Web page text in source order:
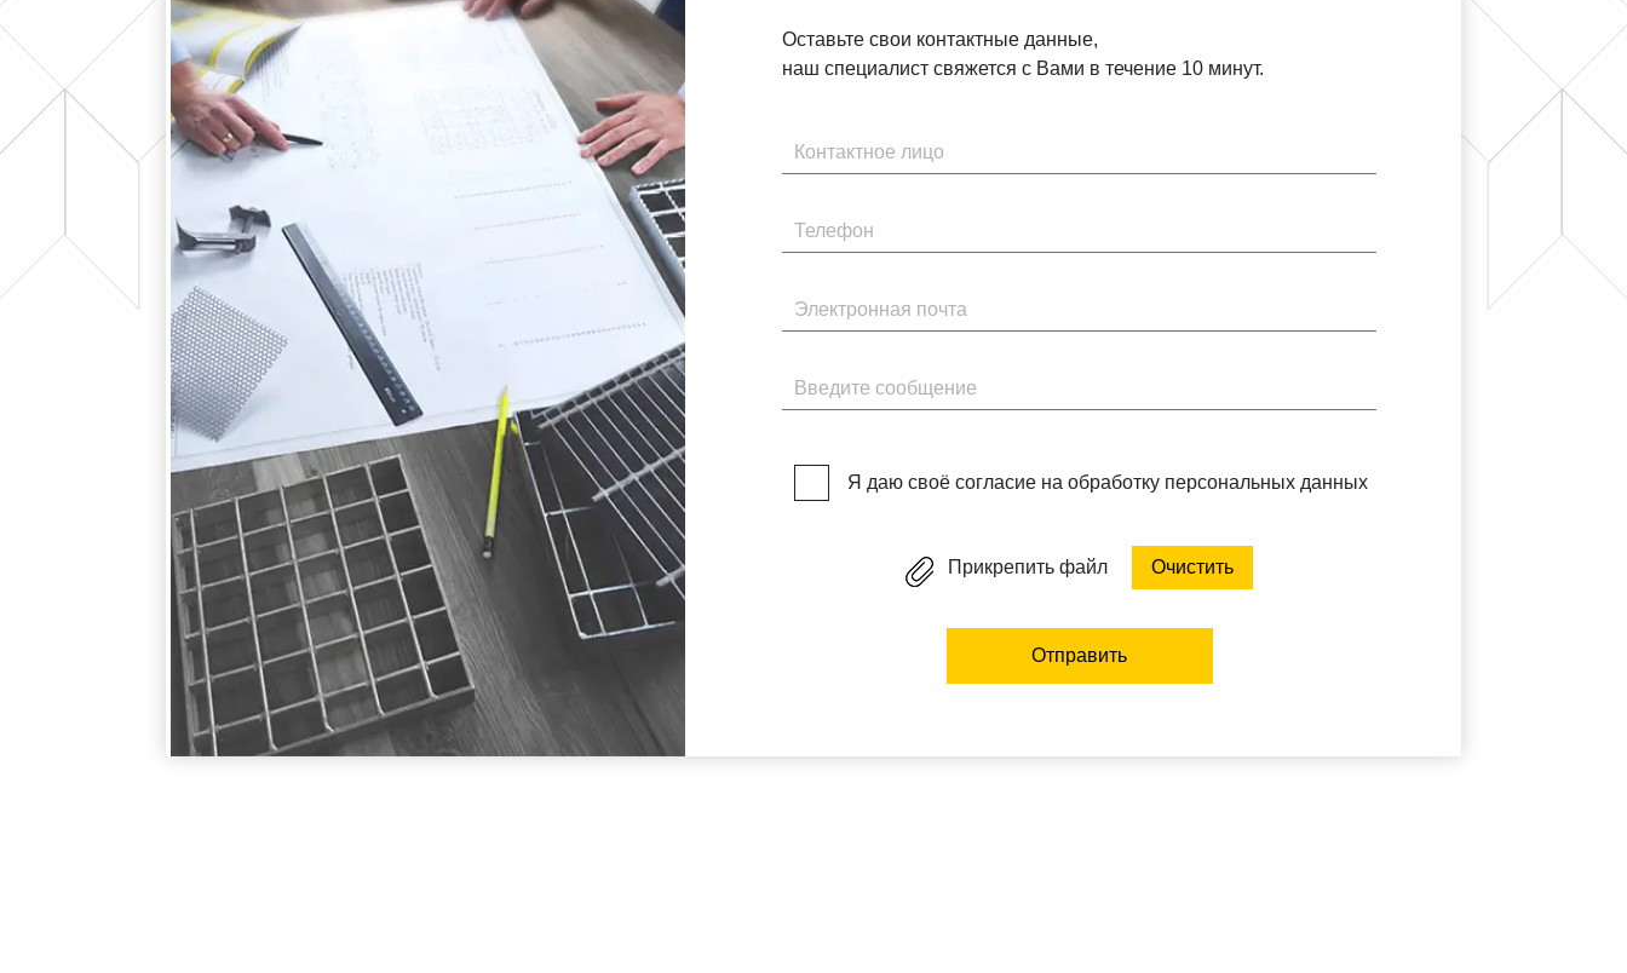
Оставьте свои контактные данные,
наш специалист свяжется с Вами в течение 10 минут.
Имя
Телефон
Электронная почта
Введите сообщение
Я даю своё согласие на обработку персональных данных
Прикрепить файл Очистить
Отправить